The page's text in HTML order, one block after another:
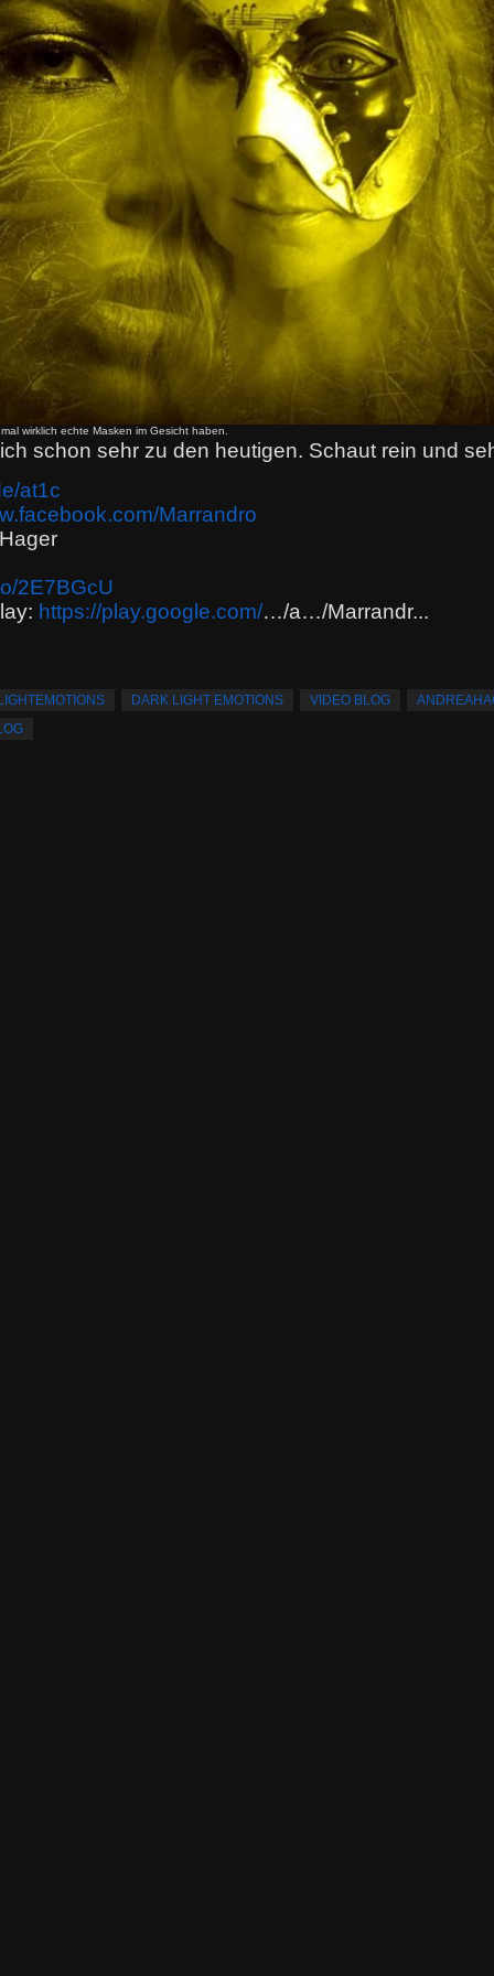
wirklich echte Masken im Gesicht haben.
schon sehr zu den heutigen. Schaut rein und
at1c
Marrandro
2E7BGcU
https://play.google.com/…/a…/Marrandr...
DARK LIGHT EMOTIONS VIDEO BLOG